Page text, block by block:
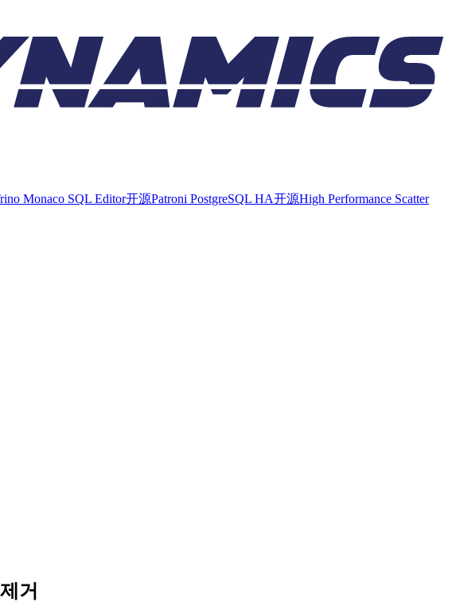
Monaco SQL Editor开源Patroni PostgreSQL HA开源High Performance Scatter
거